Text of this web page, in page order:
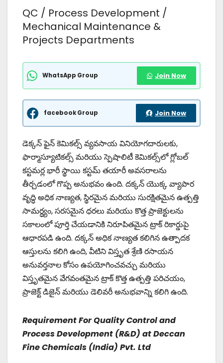
QC / Process Development /
Mechanical Maintenance &
Projects Departments
WhatsApp Group Join Now
facebook Group Join Now
డెక్కన్ ఫైన్ కెమికల్స్ వ్యవసాయ వినియోగదారులకు,
ఫార్మాస్యూటికల్స్ మరియు స్పెషాలిటీ కెమికల్స్‌లో గ్లోబల్
కస్టమర్ల భారీ స్థాయి కస్టమ్ తయారీ అవసరాలను
తీర్చడంలో గొప్ప అనుభవం ఉంది. దక్కన్ యొక్క వ్యాపార
వృద్ధి అధిక నాణ్యత, స్థిరమైన మరియు సురక్షితమైన ఉత్పత్తి
సామర్ధ్యం, సరసమైన ధరలు మరియు కొత్త ప్రాజెక్టులను
సకాలంలో పూర్తి చేయడానికి నిరూపితమైన ట్రాక్ రికార్డుపై
ఆధారపడి ఉంది. దక్కన్ అధిక నాణ్యత కలిగిన ఉత్పాదక
ఆస్తులను కలిగి ఉంది, వీటిని విస్తృత శ్రేణి రసాయన
అనువర్తనాల కోసం ఉపయోగించవచ్చు మరియు
విస్తృతమైన వేగవంతమైన ట్రాక్ కొత్త ఉత్పత్తి పరిచయం,
ప్రాజెక్ట్ డిజైన్ మరియు డెలివరీ అనుభవాన్ని కలిగి ఉంది.
Requirement For Quality Control and
Process Development (R&D) at Deccan
Fine Chemicals (India) Pvt. Ltd